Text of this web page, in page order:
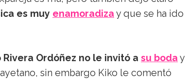
es muy enamoradiza y que se ha ido
Rivera Ordóñez no le invitó a su boda y
sin embargo Kiko le comentó